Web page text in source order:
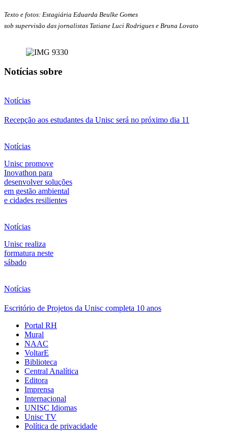
Texto e fotos: Estagiária Eduarda Beulke Gomes
sob supervisão das jornalistas Tatiane Luci Rodrigues e Bruna Lovato
Notícias sobre
Notícias
Recepção aos estudantes da Unisc será no próximo dia 11
Notícias
Unisc promove
Inovathon para
desenvolver soluções
em gestão ambiental
e cidades resilientes
Notícias
Unisc realiza
formatura neste
sábado
Notícias
Escritório de Projetos da Unisc completa 10 anos
Portal RH
Mural
NAAC
VoltarE
Biblioteca
Central Analítica
Editora
Imprensa
Internacional
UNISC Idiomas
Unisc TV
Política de privacidade